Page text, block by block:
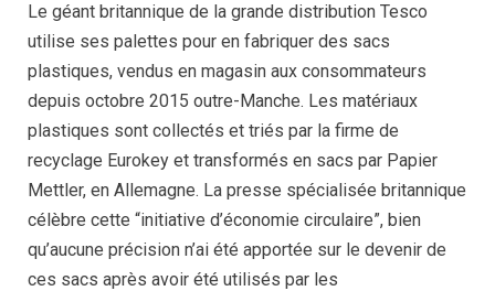
Le géant britannique de la grande distribution Tesco
utilise ses palettes pour en fabriquer des sacs
plastiques, vendus en magasin aux consommateurs
depuis octobre 2015 outre-Manche. Les matériaux
plastiques sont collectés et triés par la firme de
recyclage Eurokey et transformés en sacs par Papier
Mettler, en Allemagne. La presse spécialisée britannique
célèbre cette “initiative d’économie circulaire”, bien
qu’aucune précision n’ai été apportée sur le devenir de
ces sacs après avoir été utilisés par les